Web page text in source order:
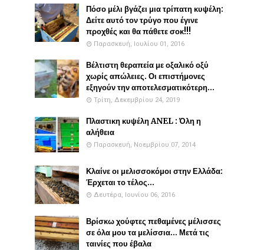
Πόσο μέλι βγάζει μια τρίπατη κυψέλη:
Δείτε αυτό τον τρύγο που έγινε
προχθές και θα πάθετε σοκ!!!
Παρασκευή, Ιουλίου 01, 2016
Βέλτιστη θεραπεία με οξαλικό οξύ
χωρίς απώλειες. Οι επιστήμονες
εξηγούν την αποτελεσματικότερη...
Τρίτη, Δεκεμβρίου 24, 2019
Πλαστικη κυψέλη ANEL : Όλη η
αλήθεια
Παρασκευή, Νοεμβρίου 07, 2014
Κλαίνε οι μελισσοκόμοι στην Ελλάδα:
Έρχεται το τέλος...
Δευτέρα, Ιουνίου 06, 2016
Βρίσκω χούφτες πεθαμένες μέλισσες
σε όλα μου τα μελίσσια... Μετά τις
ταινίες που έβαλα